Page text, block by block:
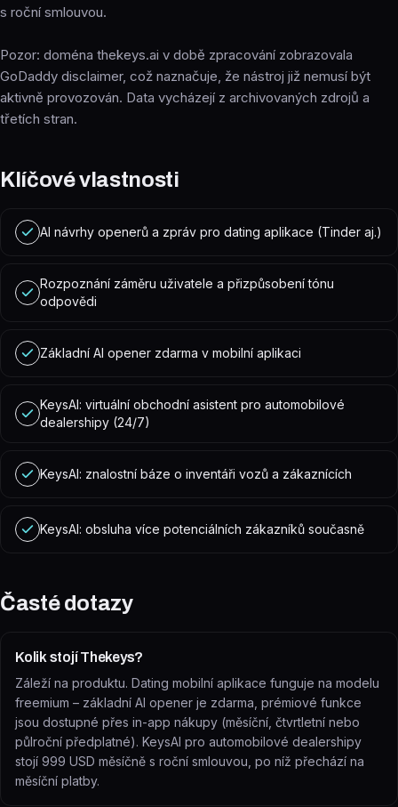
s roční smlouvou.
Pozor: doména thekeys.ai v době zpracování zobrazovala
GoDaddy disclaimer, což naznačuje, že nástroj již nemusí být
aktivně provozován. Data vycházejí z archivovaných zdrojů a
třetích stran.
Klíčové vlastnosti
AI návrhy openerů a zpráv pro dating aplikace (Tinder aj.)
Rozpoznání záměru uživatele a přizpůsobení tónu
odpovědi
Základní AI opener zdarma v mobilní aplikaci
KeysAI: virtuální obchodní asistent pro automobilové
dealershipy (24/7)
KeysAI: znalostní báze o inventáři vozů a zákaznících
KeysAI: obsluha více potenciálních zákazníků současně
Časté dotazy
Kolik stojí Thekeys?
Záleží na produktu. Dating mobilní aplikace funguje na modelu
freemium – základní AI opener je zdarma, prémiové funkce
jsou dostupné přes in-app nákupy (měsíční, čtvrtletní nebo
půlroční předplatné). KeysAI pro automobilové dealershipy
stojí 999 USD měsíčně s roční smlouvou, po níž přechází na
měsíční platby.